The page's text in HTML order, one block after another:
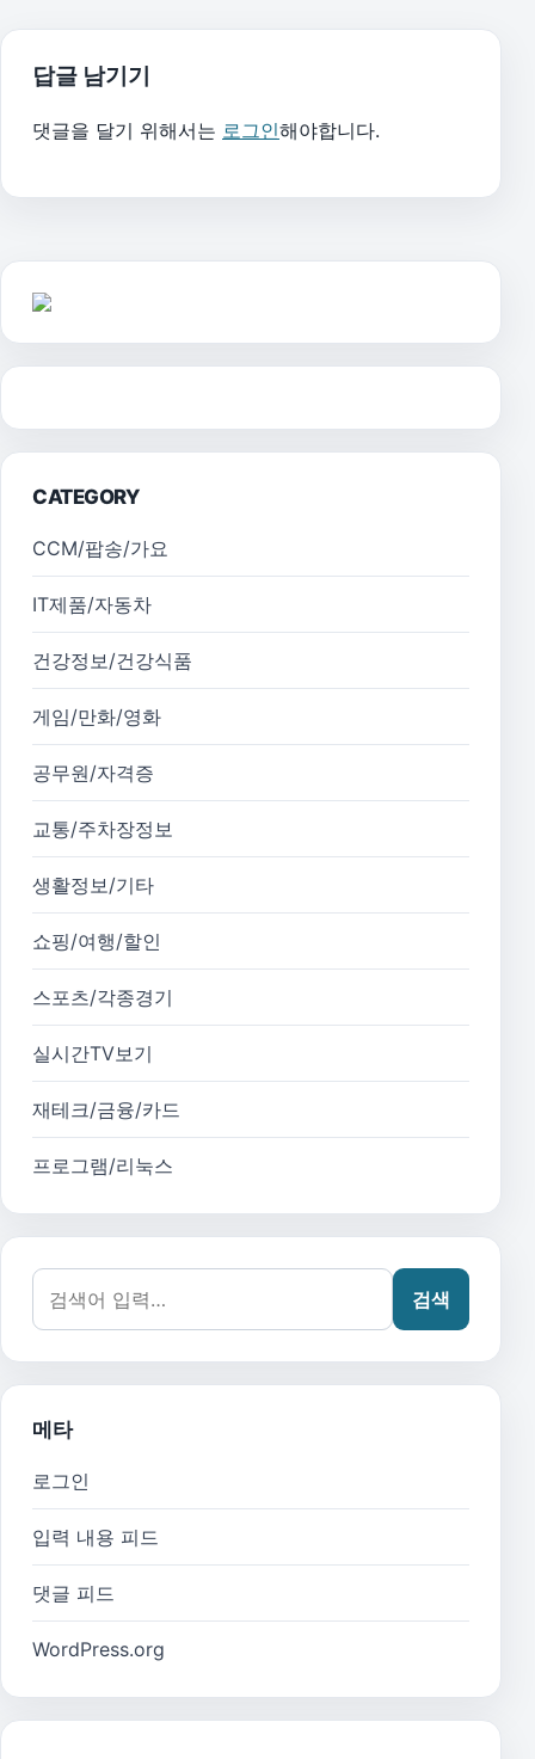
답글 남기기
댓글을 달기 위해서는 로그인해야합니다.
CATEGORY
CCM/팝송/가요
IT제품/자동차
건강정보/건강식품
게임/만화/영화
공무원/자격증
교통/주차장정보
생활정보/기타
쇼핑/여행/할인
스포츠/각종경기
실시간TV보기
재테크/금융/카드
프로그램/리눅스
검색어:
검색
메타
로그인
입력 내용 피드
댓글 피드
WordPress.org